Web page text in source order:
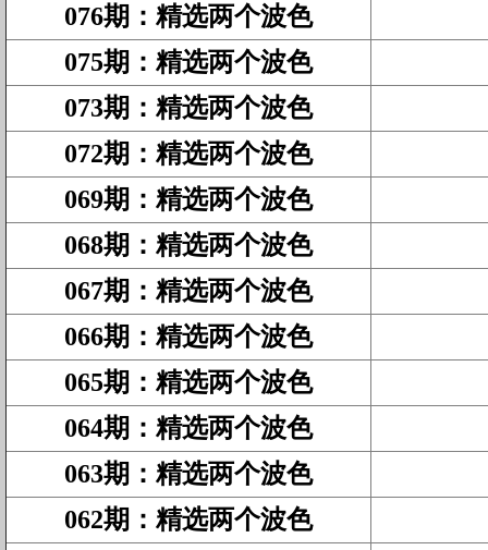
076期 ： 精选两个波色
075期 ： 精选两个波色
073期 ： 精选两个波色
072期 ： 精选两个波色
069期 ： 精选两个波色
068期 ： 精选两个波色
067期 ： 精选两个波色
066期 ： 精选两个波色
065期 ： 精选两个波色
064期 ： 精选两个波色
063期 ： 精选两个波色
062期 ： 精选两个波色